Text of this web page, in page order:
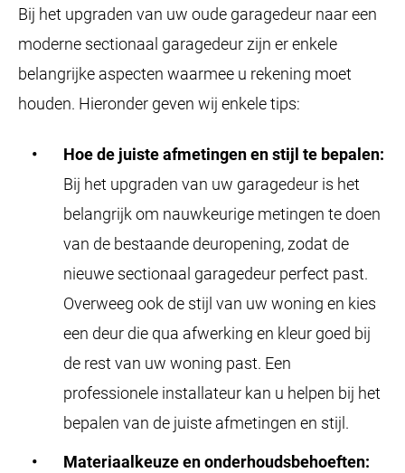
Bij het upgraden van uw oude garagedeur naar een
moderne sectionaal garagedeur zijn er enkele
belangrijke aspecten waarmee u rekening moet
houden. Hieronder geven wij enkele tips:
Hoe de juiste afmetingen en stijl te bepalen:
Bij het upgraden van uw garagedeur is het
belangrijk om nauwkeurige metingen te doen
van de bestaande deuropening, zodat de
nieuwe sectionaal garagedeur perfect past.
Overweeg ook de stijl van uw woning en kies
een deur die qua afwerking en kleur goed bij
de rest van uw woning past. Een
professionele installateur kan u helpen bij het
bepalen van de juiste afmetingen en stijl.
Materiaalkeuze en onderhoudsbehoeften: